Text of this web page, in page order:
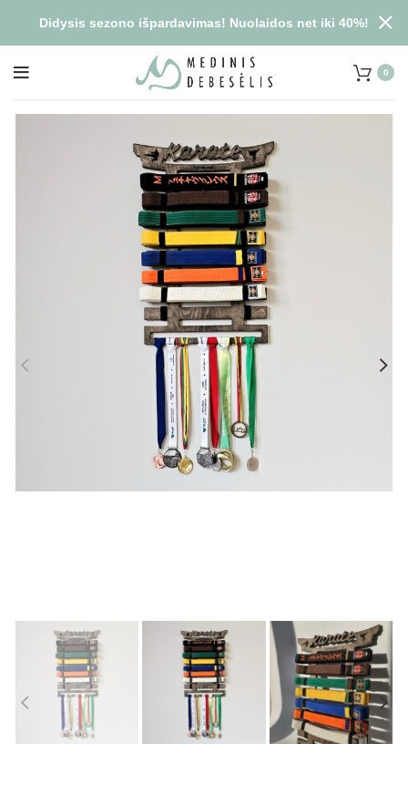
0
Didysis sezono išpardavimas! Nuolaidos net iki 40%!